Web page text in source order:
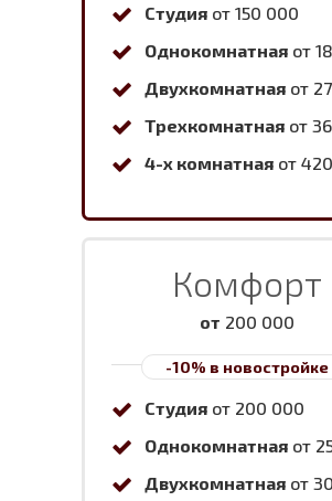
Студия от 150 000
Однокомнатная от
Двухкомнатная от
Трехкомнатная от
4-х комнатная от
Комфорт
от 200 000
-10% в новостройке
Студия от 200 000
Однокомнатная от
Двухкомнатная от